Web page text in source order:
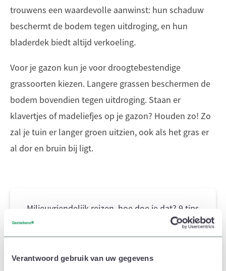
Verantwoord gebruik van uw gegevens
trouwens een waardevolle aanwinst: hun schaduw
beschermt de bodem tegen uitdroging, en hun
bladerdek biedt altijd verkoeling.
Voor je gazon kun je voor droogtebestendige
grassoorten kiezen. Langere grassen beschermen de
bodem bovendien tegen uitdroging. Staan er
klavertjes of madeliefjes op je gazon? Houden zo! Zo
zal je tuin er langer groen uitzien, ook als het gras er
al dor en bruin bij ligt.
Milieuvriendelijk reizen, hoe doe je dat? 9 tips